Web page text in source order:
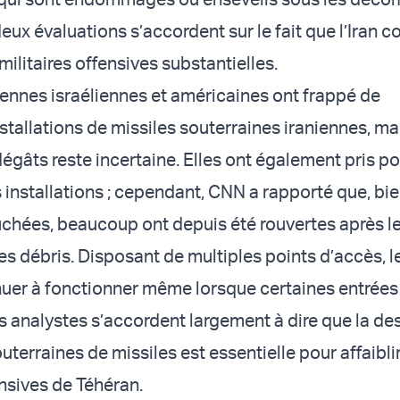
évaluations s’accordent sur le fait que l’Iran
offensives substantielles.
israéliennes et américaines ont frappé de
de missiles souterraines iraniennes,
reste incertaine. Elles ont également pris
installations ; cependant, CNN a rapporté que,
beaucoup ont depuis été rouvertes après
débris. Disposant de multiples points d’accès,
à fonctionner même lorsque certaines
analystes s’accordent largement à dire que la
de missiles est essentielle pour
de Téhéran.